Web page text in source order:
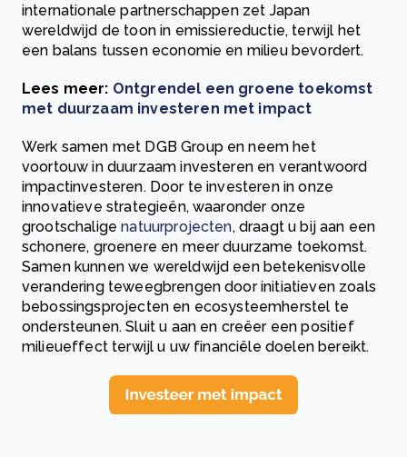
internationale partnerschappen zet Japan
wereldwijd de toon in emissiereductie, terwijl het
een balans tussen economie en milieu bevordert.
Lees meer: Ontgrendel een groene toekomst
met duurzaam investeren met impact
Werk samen met DGB Group en neem het
voortouw in duurzaam investeren en verantwoord
impactinvesteren. Door te investeren in onze
innovatieve strategieën, waaronder onze
grootschaligenatuurprojecten, draagt u bij aan een
schonere, groenere en meer duurzame toekomst.
Samen kunnen we wereldwijd een betekenisvolle
verandering teweegbrengen door initiatieven zoals
bebossingsprojecten en ecosysteemherstel te
ondersteunen. Sluit u aan en creëer een positief
milieueffect terwijl u uw financiële doelen bereikt.